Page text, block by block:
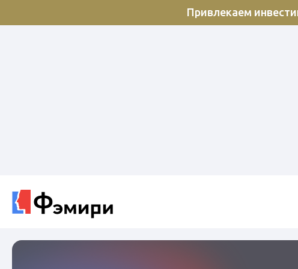
Привлекаем